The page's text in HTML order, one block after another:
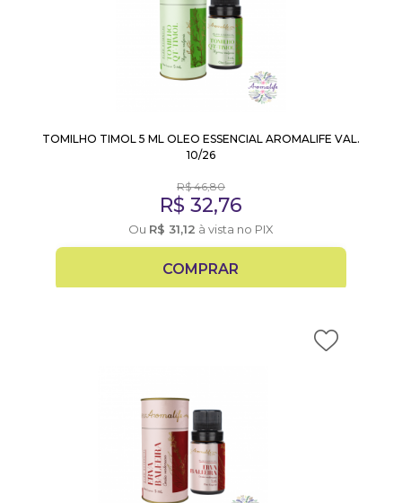
TOMILHO TIMOL 5 ML OLEO ESSENCIAL AROMALIFE VAL.
10/26
R$46,80
R$ 32,76
Ou R$ 31,12 à vista no PIX
COMPRAR